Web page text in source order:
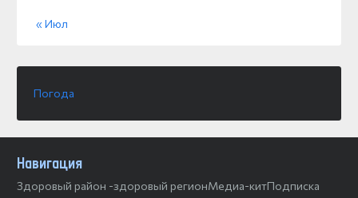
« Июл
Погода
Навигация
Здоровый район -здоровый регионМедиа-китПодписка